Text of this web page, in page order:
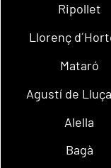
Ripollet
Llorenç
Mataró
Agustí de
Alella
Bagà